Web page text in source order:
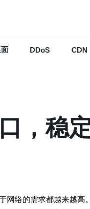
DDoS CDN
，稳
络的需求都越来越高